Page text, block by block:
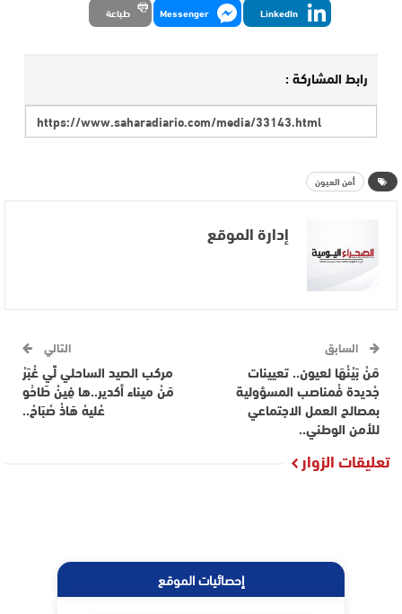
LinkedIn
Messenger طباعة
رابط المشاركة :
أمن العيون
إدارة الموقع
السابق
مَنْ بَيْنْهَا لعيون.. تعيينات
جْديدة فْمناصب المسؤولية
بمصالح العمل الاجتماعي
للأمن الوطني..
التالي
مركب الصيد الساحلي لِّي غْبَرْ
مَنْ ميناء أكدير..ها فِينْ طَاحُو
عْليهْ هَاذْ صْبَاحْ..
تعليقات الزوار
إحصائيات الموقع